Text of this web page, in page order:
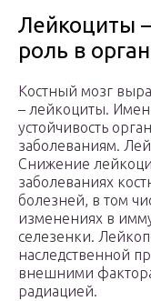
Лейкоциты
роль в
Костный мозг
– лейкоциты.
устойчивость
заболеваниям.
Снижение
заболеваниях
болезней, в том
изменениях в
селезенки.
наследственной
внешними
радиацией.